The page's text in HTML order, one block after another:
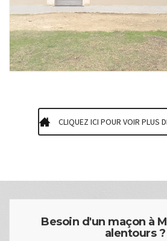
CLIQUEZ ICI POUR VOIR PLUS
Besoin d'un maçon à
alentours ?